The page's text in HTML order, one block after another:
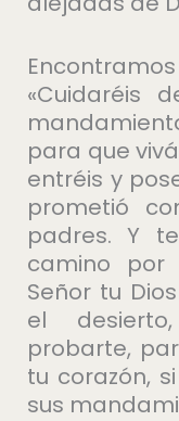
«Cuidaréis
para que
entréis y
prometió
padres. Y
camino
Señor tu
el
probarte,
tu corazón,
sus